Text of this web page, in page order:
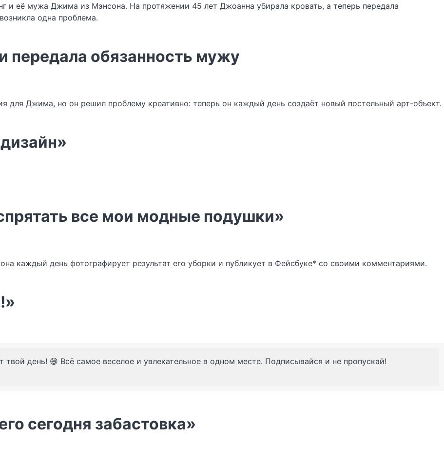
и её мужа Джима из Мэнсона. На протяжении 45 лет Джоанна убирала кровать, а теперь передала
одна проблема.
передала обязанность мужу
для Джима, но он решил проблему креативно: теперь он каждый день создаёт новый постельный арт-объект.
все мои модные подушки»
каждый день фотографирует результат его уборки и публикует в Фейсбуке* со своими комментариями.
твой день! 😄 Всё самое веселое и увлекательное в одном месте. Подписывайся и не пропускай!
сегодня забастовка»